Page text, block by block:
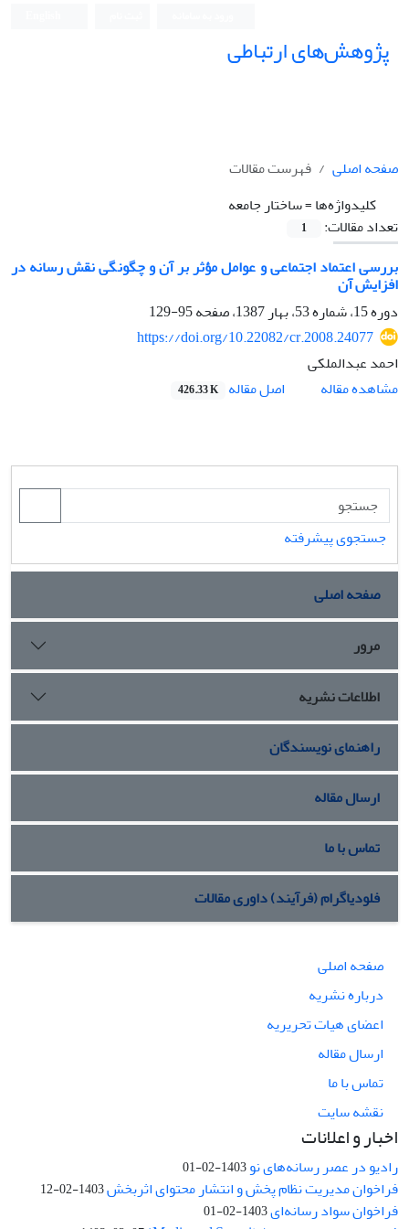
پژوهش‌های ارتباطی
صفحه اصلی
فهرست مقالات
کلیدواژه‌ها =ساختار جامعه
تعداد مقالات:
1
بررسی اعتماد اجتماعی و عوامل مؤثر بر آن و چگونگی نقش رسانه در
افزایش آن
دوره 15، شماره 53، بهار 1387، صفحه
95-129
https://doi.org/10.22082/cr.2008.24077
احمد عبدالملکی
مشاهده مقاله
اصل مقاله 426.33 K
جستجوی پیشرفته
صفحه اصلی
مرور
اطلاعات نشریه
راهنمای نویسندگان
ارسال مقاله
تماس با ما
فلودیاگرام (فرآیند) داوری مقالات
صفحه اصلی
درباره نشریه
اعضای هیات تحریریه
ارسال مقاله
تماس با ما
نقشه سایت
اخبار و اعلانات
رادیو در عصر رسانه‌های نو1403-02-01
فراخوان مدیریت نظام پخش و انتشار محتوای اثربخش1403-02-12
فراخوان سواد رسانه‌ای1403-02-01